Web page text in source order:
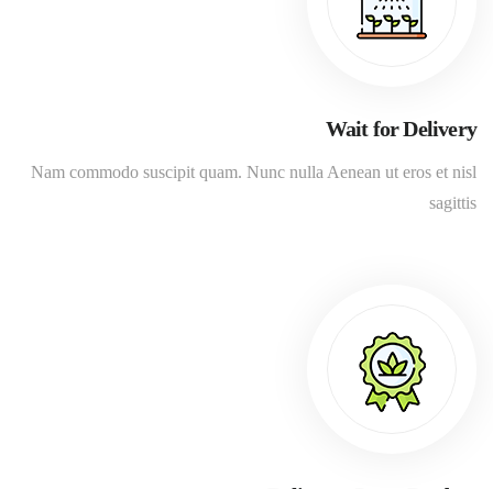
Wait for Delivery
Nam commodo suscipit quam. Nunc nulla Aenean ut eros et nisl
sagittis